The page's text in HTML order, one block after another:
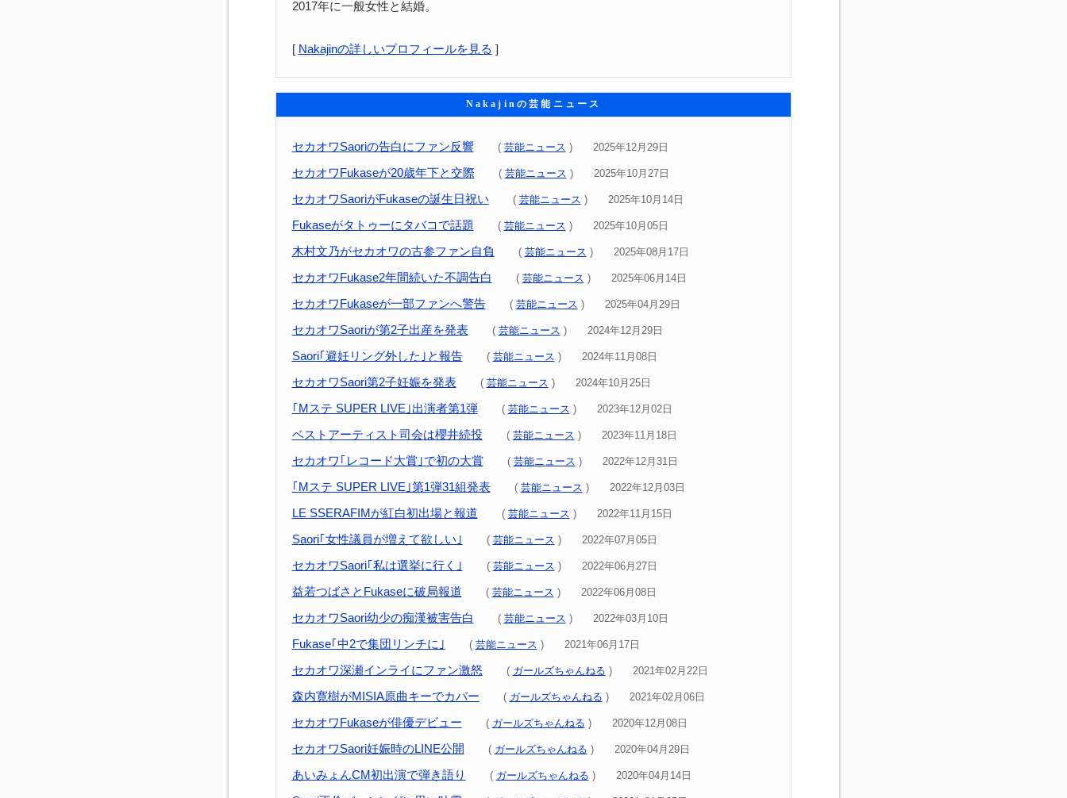
2017年に一般女性と結婚。
[ Nakajinの詳しいプロフィールを見る ]
Nakajinの芸能ニュース
セカオワSaoriの告白にファン反響 ( 芸能ニュース ) 2025年12月29日
セカオワFukaseが20歳年下と交際 ( 芸能ニュース ) 2025年10月27日
セカオワSaoriがFukaseの誕生日祝い ( 芸能ニュース ) 2025年10月14日
Fukaseがタトゥーにタバコで話題 ( 芸能ニュース ) 2025年10月05日
木村文乃がセカオワの古参ファン自負 ( 芸能ニュース ) 2025年08月17日
セカオワFukase2年間続いた不調告白 ( 芸能ニュース ) 2025年06月14日
セカオワFukaseが一部ファンへ警告 ( 芸能ニュース ) 2025年04月29日
セカオワSaoriが第2子出産を発表 ( 芸能ニュース ) 2024年12月29日
Saori｢避妊リング外した｣と報告 ( 芸能ニュース ) 2024年11月08日
セカオワSaori第2子妊娠を発表 ( 芸能ニュース ) 2024年10月25日
｢Mステ SUPER LIVE｣出演者第1弾 ( 芸能ニュース ) 2023年12月02日
ベストアーティスト司会は櫻井続投 ( 芸能ニュース ) 2023年11月18日
セカオワ｢レコード大賞｣で初の大賞 ( 芸能ニュース ) 2022年12月31日
｢Mステ SUPER LIVE｣第1弾31組発表 ( 芸能ニュース ) 2022年12月03日
LE SSERAFIMが紅白初出場と報道 ( 芸能ニュース ) 2022年11月15日
Saori｢女性議員が増えて欲しい｣ ( 芸能ニュース ) 2022年07月05日
セカオワSaori｢私は選挙に行く｣ ( 芸能ニュース ) 2022年06月27日
益若つばさとFukaseに破局報道 ( 芸能ニュース ) 2022年06月08日
セカオワSaori幼少の痴漢被害告白 ( 芸能ニュース ) 2022年03月10日
Fukase｢中2で集団リンチに｣ ( 芸能ニュース ) 2021年06月17日
セカオワ深瀬インライにファン激怒 ( ガールズちゃんねる ) 2021年02月22日
森内寛樹がMISIA原曲キーでカバー ( ガールズちゃんねる ) 2021年02月06日
セカオワFukaseが俳優デビュー ( ガールズちゃんねる ) 2020年12月08日
セカオワSaori妊娠時のLINE公開 ( ガールズちゃんねる ) 2020年04月29日
あいみょんCM初出演で弾き語り ( ガールズちゃんねる ) 2020年04月14日